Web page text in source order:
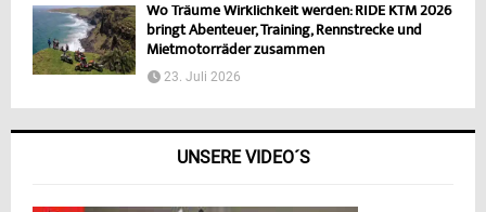
Wo Träume Wirklichkeit werden: RIDE KTM 2026
bringt Abenteuer, Training, Rennstrecke und
Mietmotorräder zusammen
23. Juli 2026
UNSERE VIDEO´S